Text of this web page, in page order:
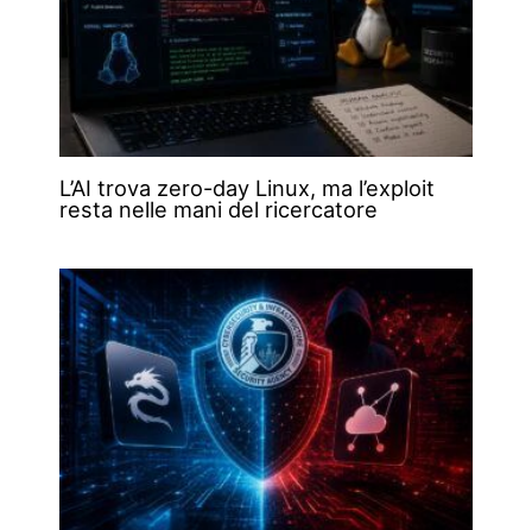
L’AI trova zero-day Linux, ma l’exploit
resta nelle mani del ricercatore